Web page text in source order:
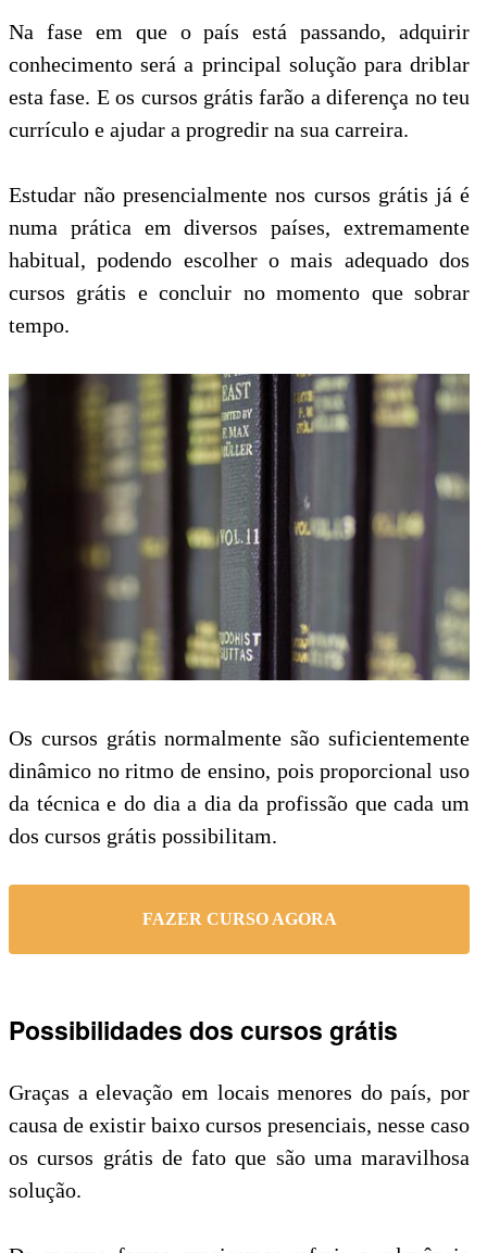
Na fase em que o país está passando, adquirir
conhecimento será a principal solução para driblar
esta fase. E os cursos grátis farão a diferença no teu
currículo e ajudar a progredir na sua carreira.
Estudar não presencialmente nos cursos grátis já é
numa prática em diversos países, extremamente
habitual, podendo escolher o mais adequado dos
cursos grátis e concluir no momento que sobrar
tempo.
Os cursos grátis normalmente são suficientemente
dinâmico no ritmo de ensino, pois proporcional uso
da técnica e do dia a dia da profissão que cada um
dos cursos grátis possibilitam.
FAZER CURSO AGORA
Possibilidades dos cursos grátis
Graças a elevação em locais menores do país, por
causa de existir baixo cursos presenciais, nesse caso
os cursos grátis de fato que são uma maravilhosa
solução.